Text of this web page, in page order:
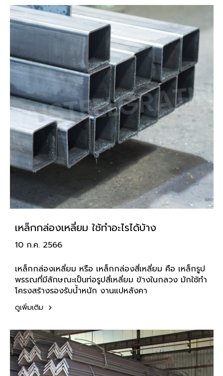
เหล็กกล่องเหลี่ยม ใช้ทำอะไรได้บ้าง
10 ก.ค. 2566
เหล็กกล่องเหลี่ยม หรือ เหล็กกล่องสี่เหลี่ยม คือ เหล็กรูป
พรรณที่มีลักษณะเป็นท่อรูปสี่เหลี่ยม ข้างในกลวง มักใช้ทำ
โครงสร้างรองรับน้ำหนัก งานแปหลังคา
ดูเพิ่มเติม